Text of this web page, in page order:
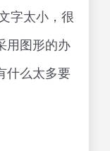
字太小，很
用图形的办
什么太多要